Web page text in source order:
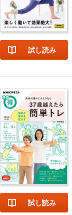
試し読み
試し読み